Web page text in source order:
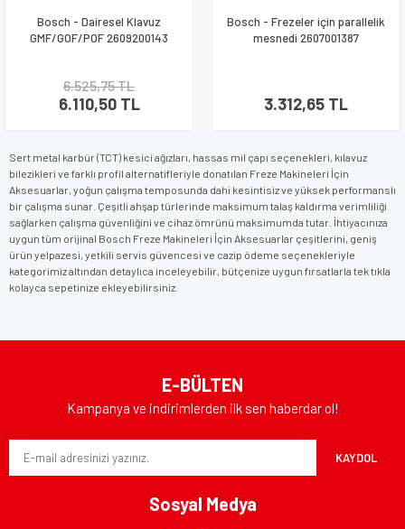
Bosch - Dairesel Klavuz
GMF/GOF/POF 2609200143
6.525,75 TL
6.110,50 TL
Bosch - Frezeler için parallelik
mesnedi 2607001387
3.312,65 TL
Sert metal karbür (TCT) kesici ağızları, hassas mil çapı seçenekleri, kılavuz
bilezikleri ve farklı profil alternatifleriyle donatılan Freze Makineleri İçin
Aksesuarlar, yoğun çalışma temposunda dahi kesintisiz ve yüksek performanslı
bir çalışma sunar. Çeşitli ahşap türlerinde maksimum talaş kaldırma verimliliği
sağlarken çalışma güvenliğini ve cihaz ömrünü maksimumda tutar. İhtiyacınıza
uygun tüm orijinal Bosch Freze Makineleri İçin Aksesuarlar çeşitlerini, geniş
ürün yelpazesi, yetkili servis güvencesi ve cazip ödeme seçenekleriyle
kategorimiz altından detaylıca inceleyebilir, bütçenize uygun fırsatlarla tek tıkla
kolayca sepetinize ekleyebilirsiniz.
E-BÜLTEN
Kampanya ve indirimlerden ilk sen haberdar ol!
KAYDOL
Sosyal Medya